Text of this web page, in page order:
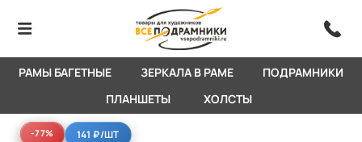
РАМЫ БАГЕТНЫЕ ЗЕРКАЛА В РАМЕ
ПОДРАМНИКИ
ПЛАНШЕТЫ
ХОЛСТЫ
-77%
-77% 141 ₽/ШТ